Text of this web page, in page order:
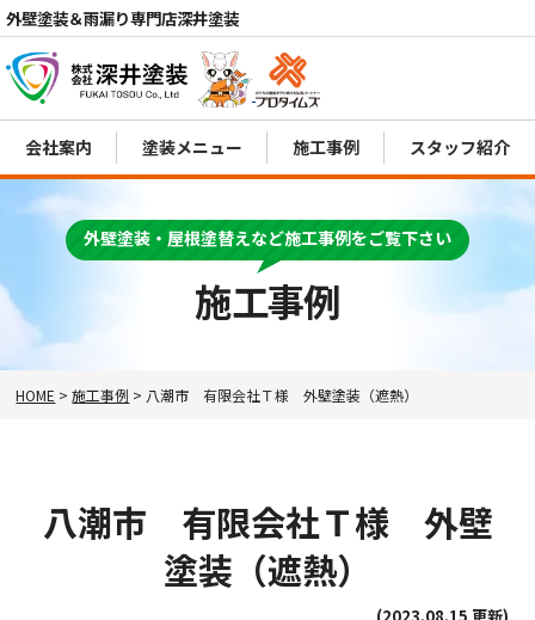
外壁塗装＆雨漏り専門店深井塗装
会社案内 塗装メニュー 施工事例 スタッフ紹介
施工事例
外壁塗装・屋根塗替えなど施工事例をご覧下さい
HOME >施工事例 > 八潮市 有限会社Ｔ様 外壁塗装（遮熱）
八潮市 有限会社Ｔ様 外壁
塗装（遮熱）
(2023.08.15 更新)